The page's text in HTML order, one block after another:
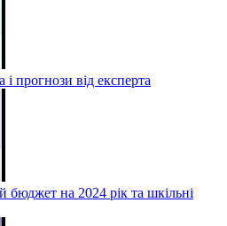
прогнози від експерта
бюджет на 2024 рік та шкільні